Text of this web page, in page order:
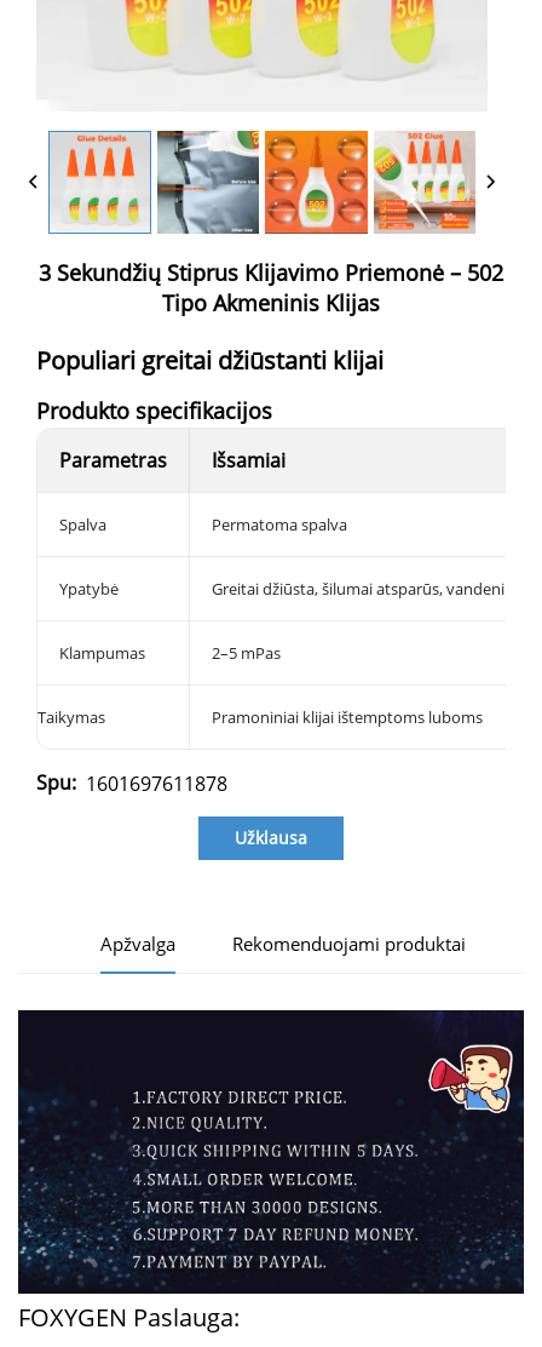
3 Sekundžių Stiprus Klijavimo Priemonė – 502
Tipo Akmeninis Klijas
Populiari greitai džiūstanti klijai
Produkto specifikacijos
Parametras Išsamiai
Spalva Permatoma spalva
Ypatybė Greitai džiūsta, šilumai atsparūs, vandeniui
Klampumas 2–5 mPas
Taikymas Pramoniniai klijai ištemptoms luboms
Spu: 1601697611878
Užklausa
Apžvalga Rekomenduojami produktai
FOXYGEN Paslauga: